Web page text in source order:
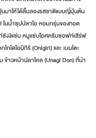
มาให้ได้ลิ้มลองรสชาติแบบญี่ปุ่นต้น
ในน้ำซุปปลาโอ หอมกรุ่นของทอด
ซังงิแซ่บ หมูแซ่บไอศครีมซอฟท์เสิร์ฟ
โดโอนิกิริ (Onigiri) และ เบนโตะ
ข้าวหน้าปลาไหล (Unagi Don) ที่นำ